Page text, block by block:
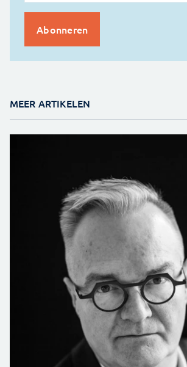
MEER ARTIKELEN